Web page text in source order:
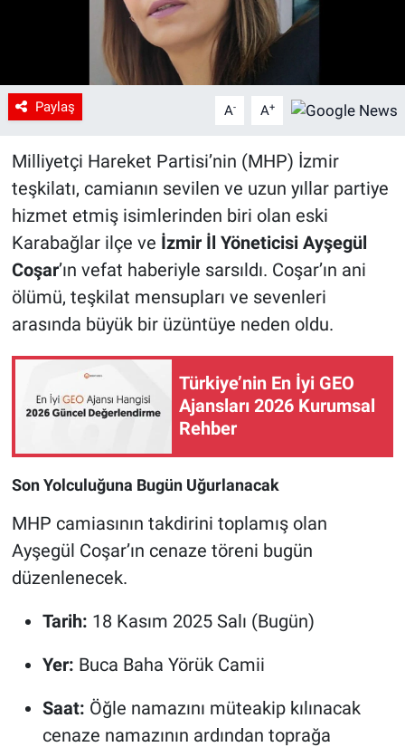
Paylaş A- A+
Milliyetçi Hareket Partisi’nin (MHP) İzmir
teşkilatı, camianın sevilen ve uzun yıllar partiye
hizmet etmiş isimlerinden biri olan eski
Karabağlar ilçe ve İzmir İl Yöneticisi Ayşegül
Coşar’ın vefat haberiyle sarsıldı. Coşar’ın ani
ölümü, teşkilat mensupları ve sevenleri
arasında büyük bir üzüntüye neden oldu.
Türkiye’nin En İyi GEO
Ajansları 2026 Kurumsal
Rehber
Son Yolculuğuna Bugün Uğurlanacak
MHP camiasının takdirini toplamış olan
Ayşegül Coşar’ın cenaze töreni bugün
düzenlenecek.
Tarih: 18 Kasım 2025 Salı (Bugün)
Yer: Buca Baha Yörük Camii
Saat: Öğle namazını müteakip kılınacak
cenaze namazının ardından toprağa